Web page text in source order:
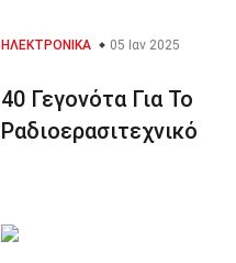
ΗΛΕΚΤΡΟΝΙΚΆ 05 Ιαν 2025
40 Γεγονότα Για Το
Ραδιοερασιτεχνικό